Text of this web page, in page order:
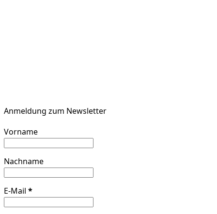
Anmeldung zum Newsletter
Vorname
Nachname
E-Mail *